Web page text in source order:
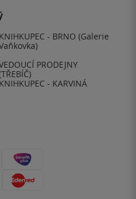
KNIHKUPEC - BRNO (Galerie
PRODEJNY
KNIHKUPEC - KARVINÁ